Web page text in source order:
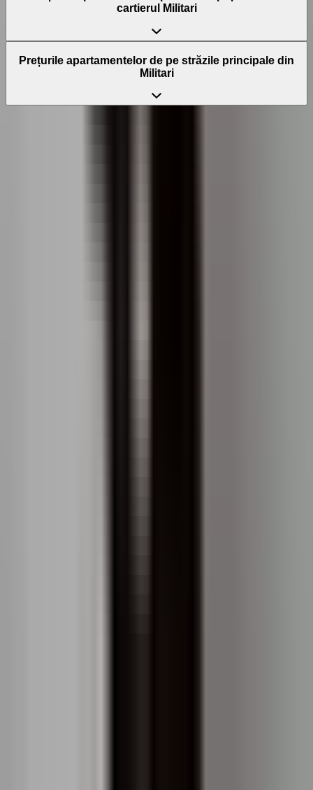
cartierul Militari
Prețurile apartamentelor de pe străzile principale din
Militari